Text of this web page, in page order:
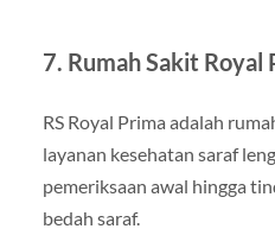
7. Rumah Sakit Royal
RS Royal Prima adalah
layanan kesehatan saraf
pemeriksaan awal hingga
bedah saraf.